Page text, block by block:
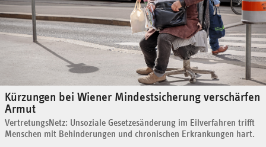
Kürzungen bei Wiener Mindestsicherung verschärfen
Armut
VertretungsNetz: Unsoziale Gesetzesänderung im Eilverfahren trifft
Menschen mit Behinderungen und chronischen Erkrankungen hart.